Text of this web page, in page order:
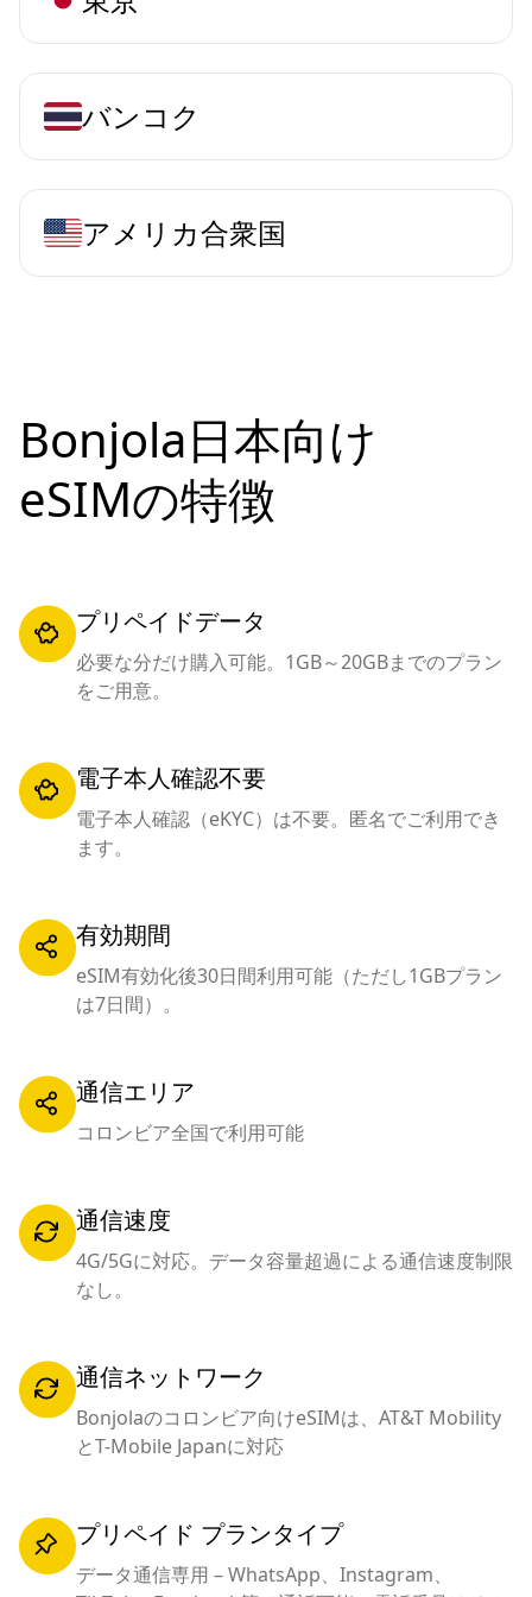
バンコク
アメリカ合衆国
Bonjola日本向け
eSIMの特徴
プリペイドデータ
必要な分だけ購入可能。1GB～20GBまでのプラン
をご用意。
電子本人確認不要
電子本人確認（eKYC）は不要。匿名でご利用でき
ます。
有効期間
eSIM有効化後30日間利用可能（ただし1GBプラン
は7日間）。
通信エリア
コロンビア全国で利用可能
通信速度
4G/5Gに対応。データ容量超過による通信速度制限
なし。
通信ネットワーク
Bonjolaのコロンビア向けeSIMは、AT&T Mobility
とT-Mobile Japanに対応
プリペイド プランタイプ
データ通信専用 – WhatsApp、Instagram、